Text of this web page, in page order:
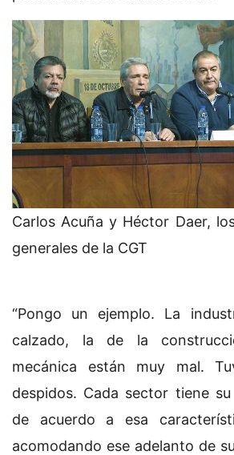
Carlos Acuña y Héctor Daer,
generales de la CGT
“Pongo un ejemplo. La
calzado, la de la
mecánica están muy mal.
despidos. Cada sector tiene
de acuerdo a esa
acomodando ese adelanto de